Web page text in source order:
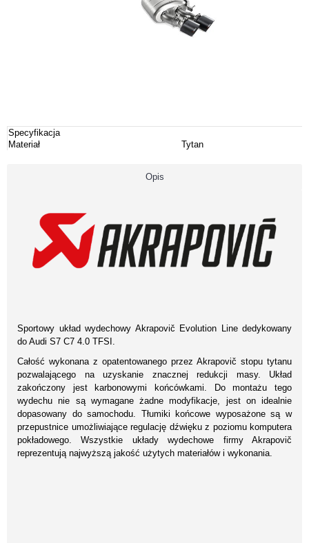
Specyfikacja
Materiał
Tytan
Opis
Sportowy układ wydechowy Akrapovič Evolution Line dedykowany
do Audi S7 C7 4.0 TFSI.
Całość wykonana z opatentowanego przez Akrapovič stopu tytanu
pozwalającego na uzyskanie znacznej redukcji masy. Układ
zakończony jest karbonowymi końcówkami. Do montażu tego
wydechu nie są wymagane żadne modyfikacje, jest on idealnie
dopasowany do samochodu. Tłumiki końcowe wyposażone są w
przepustnice umożliwiające regulację dźwięku z poziomu komputera
pokładowego. Wszystkie układy wydechowe firmy Akrapovič
reprezentują najwyższą jakość użytych materiałów i wykonania.